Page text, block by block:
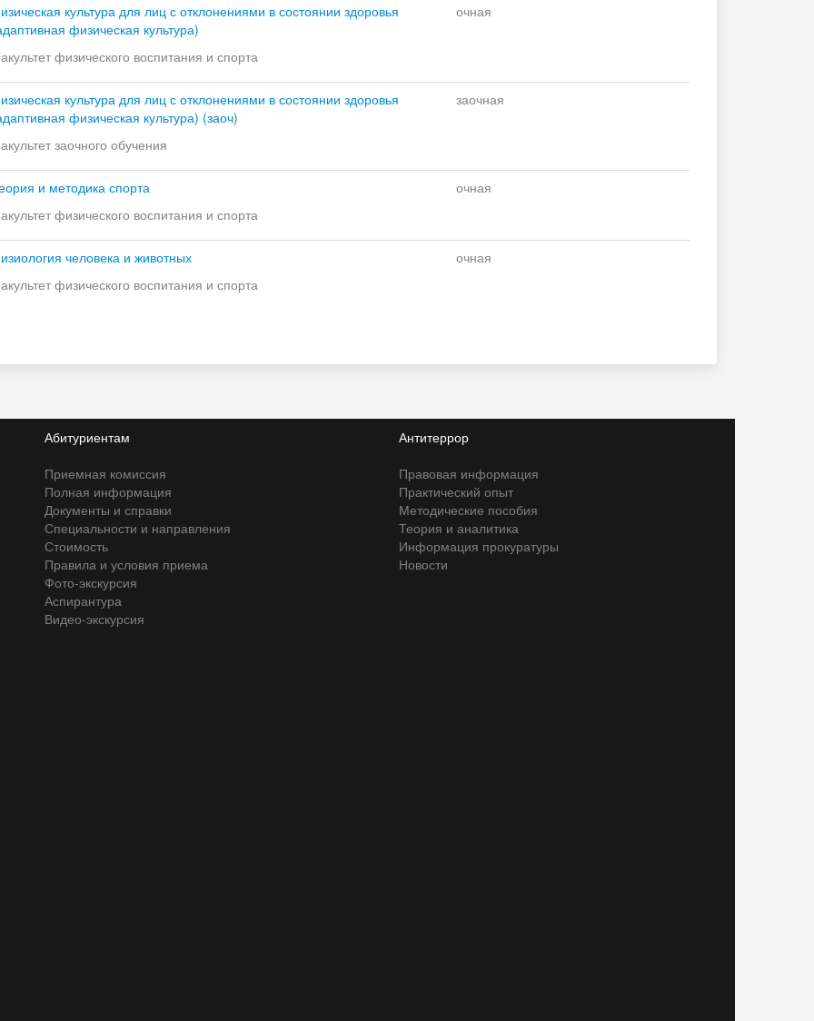
культура для лиц с отклонениями в состоянии здоровья
физическая культура)
физического воспитания и спорта
очная
культура для лиц с отклонениями в состоянии здоровья
физическая культура) (заоч)
заочного обучения
заочная
и методика спорта
физического воспитания и спорта
очная
человека и животных
физического воспитания и спорта
очная
Абитуриентам
Приемная комиссия
Полная информация
Документы и справки
Специальности и направления
Стоимость
Правила и условия приема
Фото-экскурсия
Аспирантура
Видео-экскурсия
Антитеррор
Правовая информация
Практический опыт
Методические пособия
Теория и аналитика
Информация прокуратуры
Новости